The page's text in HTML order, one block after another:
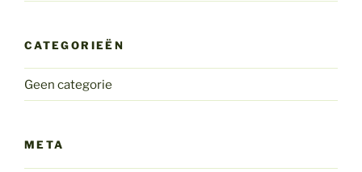
CATEGORIEËN
Geen categorie
META